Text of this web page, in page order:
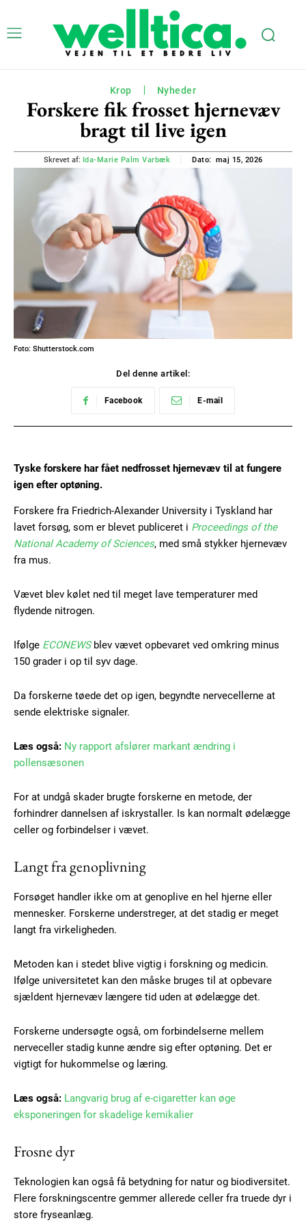
Subscription Plans
Free limited access
Krop Nyheder
Forskere fik frosset hjernevæv
bragt til live igen
Skrevet af: Ida-Marie Palm Varbæk Dato: maj 15, 2026
Foto: Shutterstock.com
Del denne artikel:
Facebook E-mail
Tyske forskere har fået nedfrosset hjernevæv til at fungere
igen efter optøning.
Forskere fra Friedrich-Alexander University i Tyskland har
lavet forsøg, som er blevet publiceret i Proceedings of the
National Academy of Sciences, med små stykker hjernevæv
fra mus.
Vævet blev kølet ned til meget lave temperaturer med
flydende nitrogen.
Ifølge ECONEWSblev vævet opbevaret ved omkring minus
150 grader i op til syv dage.
Da forskerne tøede det op igen, begyndte nervecellerne at
sende elektriske signaler.
Læs også: Ny rapport afslører markant ændring i
pollensæsonen
For at undgå skader brugte forskerne en metode, der
forhindrer dannelsen af iskrystaller. Is kan normalt ødelægge
celler og forbindelser i vævet.
Langt fra genoplivning
Forsøget handler ikke om at genoplive en hel hjerne eller
mennesker. Forskerne understreger, at det stadig er meget
langt fra virkeligheden.
Metoden kan i stedet blive vigtig i forskning og medicin.
Ifølge universitetet kan den måske bruges til at opbevare
sjældent hjernevæv længere tid uden at ødelægge det.
Forskerne undersøgte også, om forbindelserne mellem
nerveceller stadig kunne ændre sig efter optøning. Det er
vigtigt for hukommelse og læring.
Læs også: Langvarig brug af e-cigaretter kan øge
eksponeringen for skadelige kemikalier
Frosne dyr
Teknologien kan også få betydning for natur og biodiversitet.
Flere forskningscentre gemmer allerede celler fra truede dyr i
store fryseanlæg.